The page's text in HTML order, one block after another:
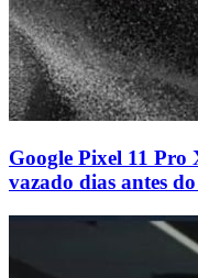
Google Pixel 11 Pro
vazado dias antes